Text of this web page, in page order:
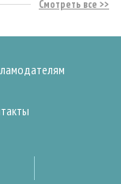
Смотреть все